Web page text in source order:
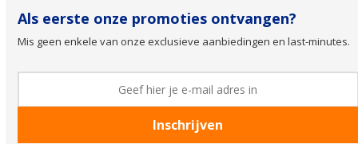
Als eerste onze promoties ontvangen?
Mis geen enkele van onze exclusieve aanbiedingen en last-minutes.